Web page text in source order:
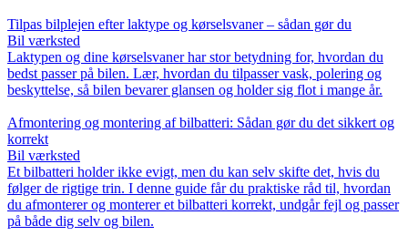
Tilpas bilplejen efter laktype og kørselsvaner – sådan gør du
Bil værksted
Laktypen og dine kørselsvaner har stor betydning for, hvordan du
bedst passer på bilen. Lær, hvordan du tilpasser vask, polering og
beskyttelse, så bilen bevarer glansen og holder sig flot i mange år.
Afmontering og montering af bilbatteri: Sådan gør du det sikkert og
korrekt
Bil værksted
Et bilbatteri holder ikke evigt, men du kan selv skifte det, hvis du
følger de rigtige trin. I denne guide får du praktiske råd til, hvordan
du afmonterer og monterer et bilbatteri korrekt, undgår fejl og passer
på både dig selv og bilen.